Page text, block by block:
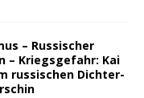
– Russischer
– Kriegsgefahr: Kai
russischen Dichter-